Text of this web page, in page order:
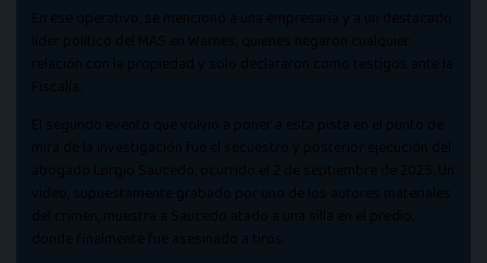
En ese operativo, se mencionó a una empresaria y a un destacado
líder político del MAS en Warnes, quienes negaron cualquier
relación con la propiedad y solo declararon como testigos ante la
Fiscalía.
El segundo evento que volvió a poner a esta pista en el punto de
mira de la investigación fue el secuestro y posterior ejecución del
abogado Lorgio Saucedo, ocurrido el 2 de septiembre de 2025. Un
video, supuestamente grabado por uno de los autores materiales
del crimen, muestra a Saucedo atado a una silla en el predio,
donde finalmente fue asesinado a tiros.